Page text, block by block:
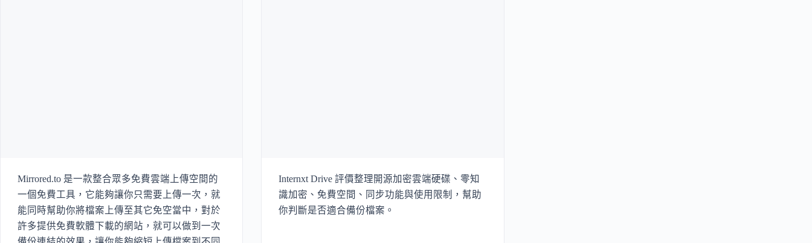
Mirrored.to 是一款整合眾多免費雲端上傳空間的
一個免費工具，它能夠讓你只需要上傳一次，就
能同時幫助你將檔案上傳至其它免空當中，對於
許多提供免費軟體下載的網站，就可以做到一次
Internxt Drive 評價整理開源加密雲端硬碟、零知
識加密、免費空間、同步功能與使用限制，幫助
你判斷是否適合備份檔案。